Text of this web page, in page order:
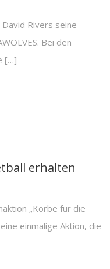
Rivers seine
Bei den
[…]
erhalten
„Körbe für die
einmalige Aktion, die